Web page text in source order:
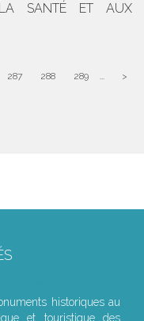
SANTÉ ET AUX
287 288 289 ... >
historiques au
et touristique des